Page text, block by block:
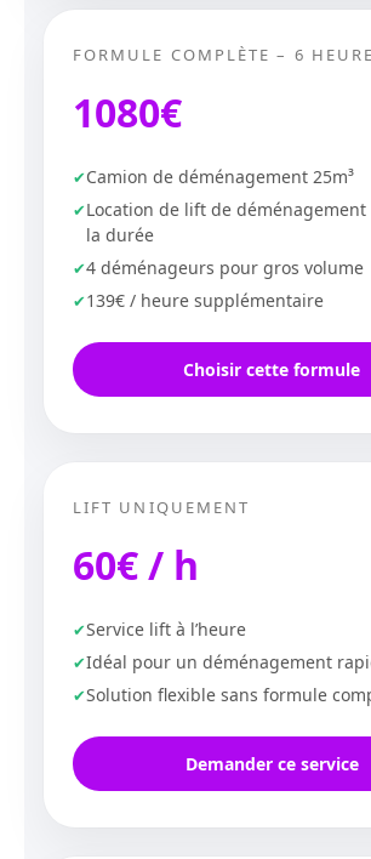
FORMULE COMPLÈTE – 6
1080€
Camion de déménagement 25m³
Location de lift de
la durée
4 déménageurs pour gros volume
139€ / heure supplémentaire
Choisir cette formule
LIFT UNIQUEMENT
60€ / h
Service lift à l’heure
Idéal pour un déménagement
Solution flexible sans formule
Demander ce service